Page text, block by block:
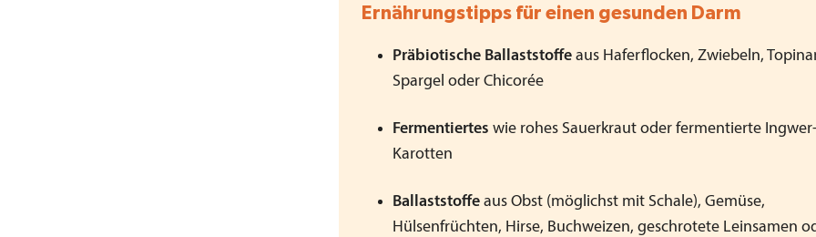
Ernährungstipps für einen gesunden Darm
Präbiotische Ballaststoffe aus Haferflocken, Zwiebeln,
Spargel oder Chicorée
Fermentiertes wie rohes Sauerkraut oder fermentierte Ingwer-
Karotten
Ballaststoffe aus Obst (möglichst mit Schale), Gemüse,
Hülsenfrüchten, Hirse, Buchweizen, geschrotete Leinsamen